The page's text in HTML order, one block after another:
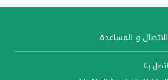
الاتصال و المساعدة
اتصل بنا